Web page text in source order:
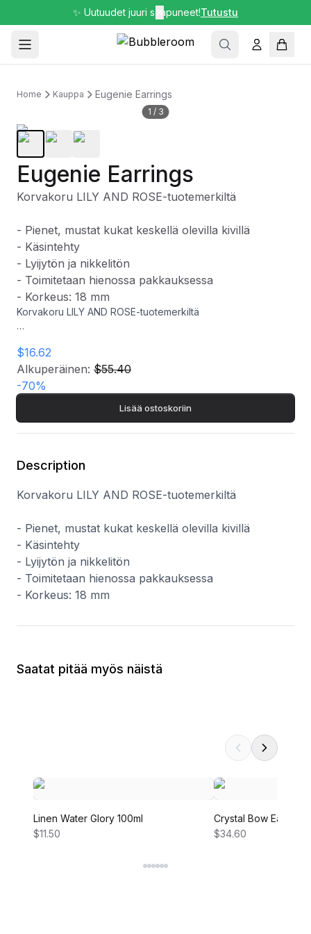
✨ Uutuudet juuri saapuneet!Tutustu
Home Kauppa Eugenie Earrings
1 / 3
Eugenie Earrings
Korvakoru LILY AND ROSE-tuotemerkiltä
- Pienet, mustat kukat keskellä olevilla kivillä
- Käsintehty
- Lyijytön ja nikkelitön
- Toimitetaan hienossa pakkauksessa
- Korkeus: 18 mm
Korvakoru LILY AND ROSE-tuotemerkiltä
- Käsintehty
- Lyijytön ja nikkelitön
- Toimitetaan hienossa pakkauksessa
- Korkeus: 18 mm
$16.62
Alkuperäinen: $55.40
-70%
Lisää ostoskoriin
Description
Korvakoru LILY AND ROSE-tuotemerkiltä
- Pienet, mustat kukat keskellä olevilla kivillä
- Käsintehty
- Lyijytön ja nikkelitön
- Toimitetaan hienossa pakkauksessa
- Korkeus: 18 mm
Saatat pitää myös näistä
Linen Water Glory 100ml
$11.50
Crystal Bow Earring
$34.60